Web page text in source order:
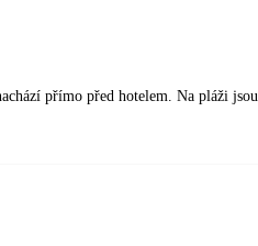
přímo před hotelem. Na pláži